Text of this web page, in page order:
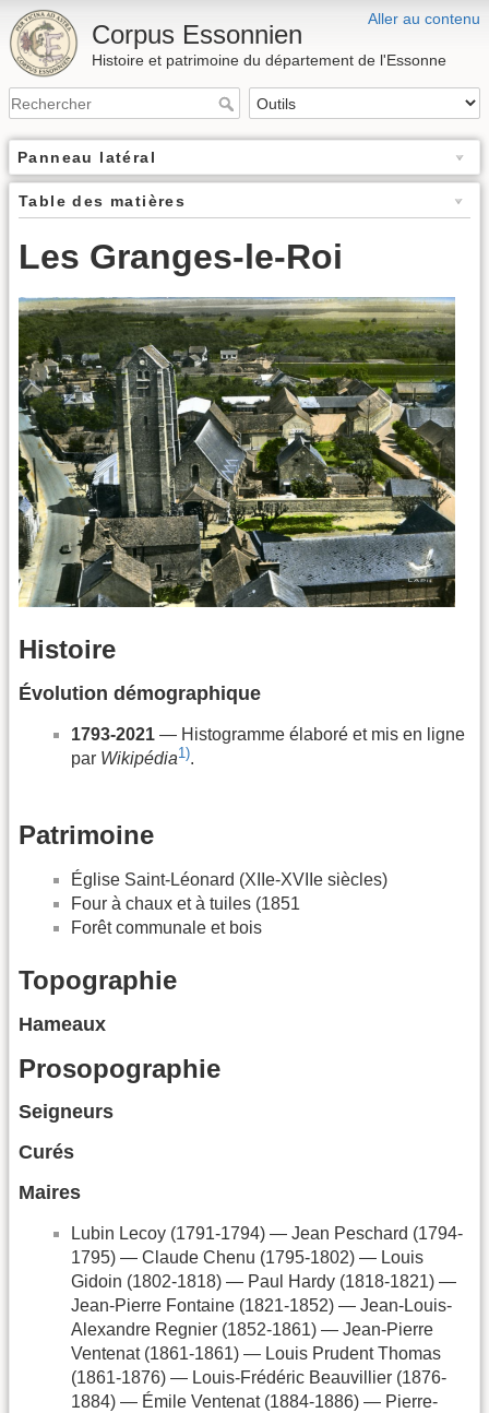
Aller au contenu
Corpus Essonnien
Histoire et patrimoine du département de l'Essonne
Panneau latéral
Table des matières
Les Granges-le-Roi
Histoire
Évolution démographique
1793-2021 — Histogramme élaboré et mis en ligne
par Wikipédia1).
Patrimoine
Église Saint-Léonard (XIIe-XVIIe siècles)
Four à chaux et à tuiles (1851
Forêt communale et bois
Topographie
Hameaux
Prosopographie
Seigneurs
Curés
Maires
Lubin Lecoy (1791-1794) — Jean Peschard (1794-
1795) — Claude Chenu (1795-1802) — Louis
Gidoin (1802-1818) — Paul Hardy (1818-1821) —
Jean-Pierre Fontaine (1821-1852) — Jean-Louis-
Alexandre Regnier (1852-1861) — Jean-Pierre
Ventenat (1861-1861) — Louis Prudent Thomas
(1861-1876) — Louis-Frédéric Beauvillier (1876-
1884) — Émile Ventenat (1884-1886) — Pierre-